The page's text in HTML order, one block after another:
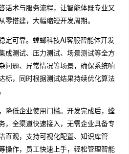
话术与服务流程，让智能体既专业又
零搭建，大幅缩短开发周期。
定可靠。螳螂科技AI客服智能体开发
成测试、压力测试、场景测试等全方
问题、异常情况等场景，确保系统响
标，同时根据测试结果持续优化算法
降低企业使用门槛。开发完成后，螳
，全渠道快速接入，无需企业具备专
直观，支持可视化配置、知识库管
操作，员工快速上手，轻松管理智能